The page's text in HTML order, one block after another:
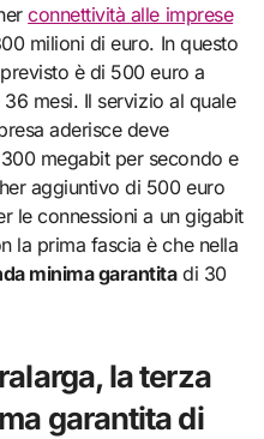
connettività alle imprese
milioni di euro. In questo
è di 500 euro a
mesi. Il servizio al quale
aderisce deve
megabit per secondo e
aggiuntivo di 500 euro
le connessioni a un gigabit
la prima fascia è che nella
minima garantitadi 30
la terza
garantita di